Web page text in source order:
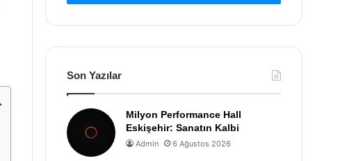
Son Yazılar
Milyon Performance Hall
Eskişehir: Sanatın Kalbi
Admin 6 Ağustos 2026